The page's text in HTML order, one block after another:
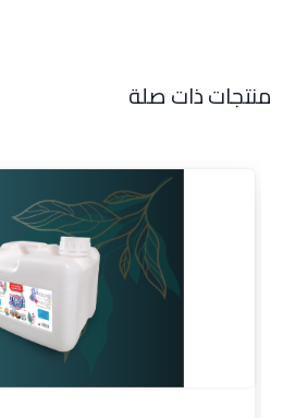
منتجات ذات صلة